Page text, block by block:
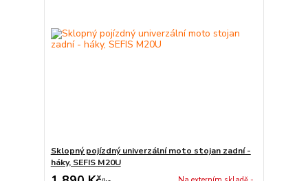
Sklopný pojízdný univerzální moto stojan zadní -
háky, SEFIS M20U